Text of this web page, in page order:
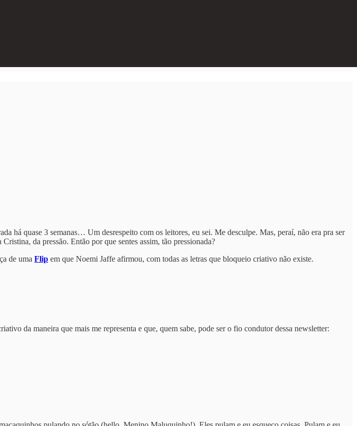
há quase 3 semanas… Um desrespeito com os leitores, eu sei. Me desculpe. Mas, peraí, não era pra ser
da pressão. Então por que sentes assim, tão pressionada?
de uma Flip em que Noemi Jaffe afirmou, com todas as letras que bloqueio criativo não existe.
da maneira que mais me representa e que, quem sabe, pode ser o fio condutor dessa newsletter: